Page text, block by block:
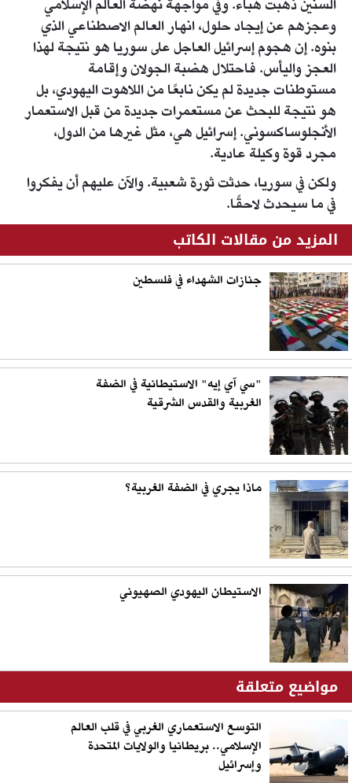
السنين ذهبت هباء. وفي مواجهة نهضة العالم الإسلامي
وعجزهم عن إيجاد حلول، انهار العالم الاصطناعي الذي
بنوه. إن هجوم إسرائيل العاجل على سوريا هو نتيجة لهذا
العجز واليأس. فاحتلال هضبة الجولان وإقامة
مستوطنات جديدة لم يكن نابعًا من اللاهوت اليهودي، بل
هو نتيجة للبحث عن مستعمرات جديدة من قبل الاستعمار
الأنجلوساكسوني. إسرائيل هي، مثل غيرها من الدول،
مجرد قوة وكيلة عادية.
ولكن في سوريا، حدثت ثورة شعبية. والآن عليهم أن يفكروا
في ما سيحدث لاحقًا.
المزيد من مقالات الكاتب
جنازات الشهداء في فلسطين
"سي آي إيه" الاستيطانية في الضفة
الغربية والقدس الشرقية
ماذا يجري في الضفة الغربية؟
الاستيطان اليهودي الصهيوني
مواضيع متعلقة
التوسع الاستعماري الغربي في قلب العالم
الإسلامي.. بريطانيا والولايات المتحدة
وإسرائيل